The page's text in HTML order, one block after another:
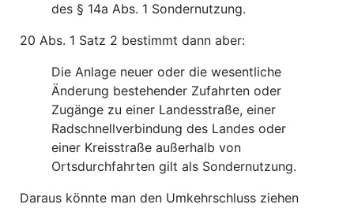
des § 14a Abs. 1 Sondernutzung.
20 Abs. 1 Satz 2 bestimmt dann aber:
Die Anlage neuer oder die wesentliche
Änderung bestehender Zufahrten oder
Zugänge zu einer Landesstraße, einer
Radschnellverbindung des Landes oder
einer Kreisstraße außerhalb von
Ortsdurchfahrten gilt als Sondernutzung.
Daraus könnte man den Umkehrschluss ziehen